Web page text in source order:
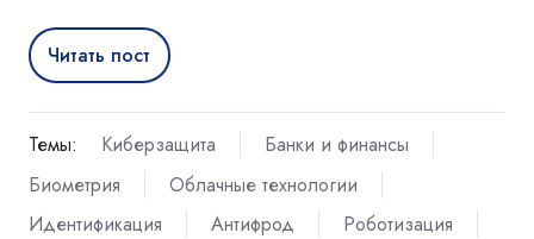
Читать пост
Темы: Киберзащита
Банки и финансы
Биометрия
Облачные технологии
Идентификация
Антифрод
Роботизация